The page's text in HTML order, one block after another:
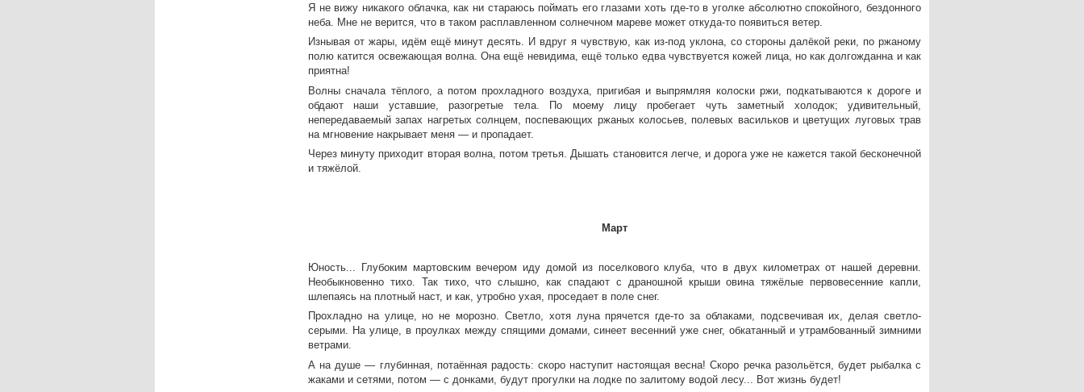
Я не вижу никакого облачка, как ни стараюсь поймать его глазами хоть где-то в уголке абсолютно спокойного, бездонного
неба. Мне не верится, что в таком расплавленном солнечном мареве может откуда-то появиться ветер.
Изнывая от жары, идём ещё минут десять. И вдруг я чувствую, как из-под уклона, со стороны далёкой реки, по ржаному
полю катится освежающая волна. Она ещё невидима, ещё только едва чувствуется кожей лица, но как долгожданна и как
приятна!
Волны сначала тёплого, а потом прохладного воздуха, пригибая и выпрямляя колоски ржи, подкатываются к дороге и
обдают наши уставшие, разогретые тела. По моему лицу пробегает чуть заметный холодок; удивительный,
непередаваемый запах нагретых солнцем, поспевающих ржаных колосьев, полевых васильков и цветущих луговых трав
на мгновение накрывает меня — и пропадает.
Через минуту приходит вторая волна, потом третья. Дышать становится легче, и дорога уже не кажется такой бесконечной
и тяжёлой.
Март
Юность... Глубоким мартовским вечером иду домой из поселкового клуба, что в двух километрах от нашей деревни.
Необыкновенно тихо. Так тихо, что слышно, как спадают с драношной крыши овина тяжёлые первовесенние капли,
шлепаясь на плотный наст, и как, утробно ухая, проседает в поле снег.
Прохладно на улице, но не морозно. Светло, хотя луна прячется где-то за облаками, подсвечивая их, делая светло-
серыми. На улице, в проулках между спящими домами, синеет весенний уже снег, обкатанный и утрамбованный зимними
ветрами.
А на душе — глубинная, потаённая радость: скоро наступит настоящая весна! Скоро речка разольётся, будет рыбалка с
жаками и сетями, потом — с донками, будут прогулки на лодке по залитому водой лесу... Вот жизнь будет!